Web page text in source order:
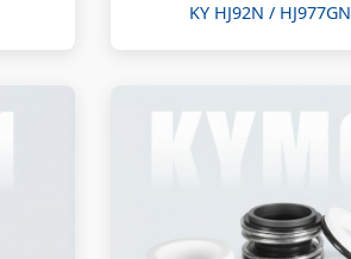
KY HJ92N / HJ977GN